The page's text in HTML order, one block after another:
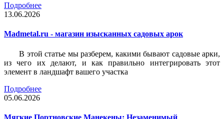
Подробнее
13.06.2026
Madmetal.ru - магазин изысканных садовых арок
В этой статье мы разберем, какими бывают садовые арки,
из чего их делают, и как правильно интегрировать этот
элемент в ландшафт вашего участка
Подробнее
05.06.2026
Мягкие Портновские Манекены: Незаменимый